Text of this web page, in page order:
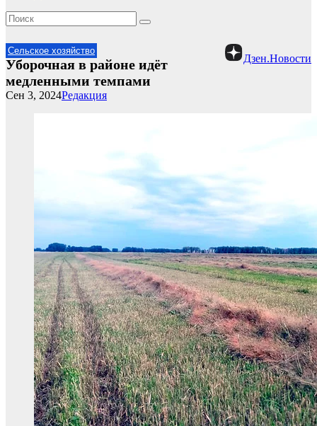
Сельское хозяйство
Дзен.Новости
Уборочная в районе идёт
медленными темпами
Редакция
Сен 3, 2024